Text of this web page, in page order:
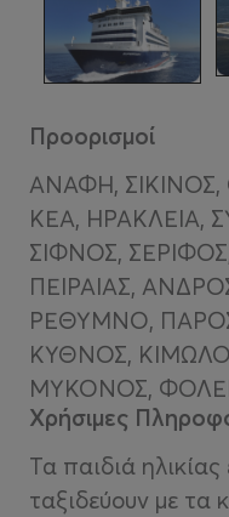
Προορισμοί
ΑΝΑΦΗ,
ΚΕΑ, ΗΡΑΚΛΕΙΑ,
ΣΙΦΝΟΣ,
ΠΕΙΡΑΙΑΣ,
ΡΕΘΥΜΝΟ,
ΚΥΘΝΟΣ,
ΜΥΚΟΝΟΣ,
Χρήσιμες
Τα παιδιά
ταξιδεύουν με τα